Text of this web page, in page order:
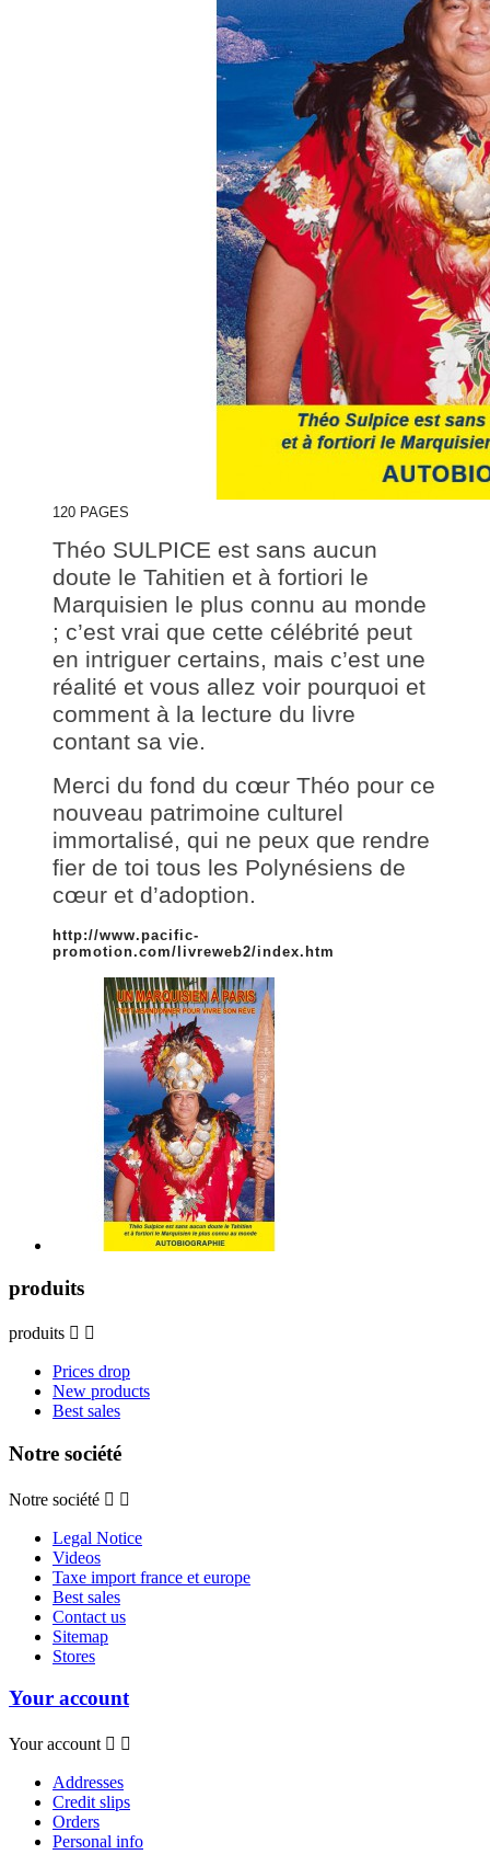
120 PAGES
Théo SULPICE est sans aucun
doute le Tahitien et à fortiori le
Marquisien le plus connu au monde
; c’est vrai que cette célébrité peut
en intriguer certains, mais c’est une
réalité et vous allez voir pourquoi et
comment à la lecture du livre
contant sa vie.
Merci du fond du cœur Théo pour ce
nouveau patrimoine culturel
immortalisé, qui ne peux que rendre
fier de toi tous les Polynésiens de
cœur et d’adoption.
http://www.pacific-
promotion.com/livreweb2/index.htm
produits
produits  
Prices drop
New products
Best sales
Notre société
Notre société  
Legal Notice
Videos
Taxe import france et europe
Best sales
Contact us
Sitemap
Stores
Your account
Your account  
Addresses
Credit slips
Orders
Personal info